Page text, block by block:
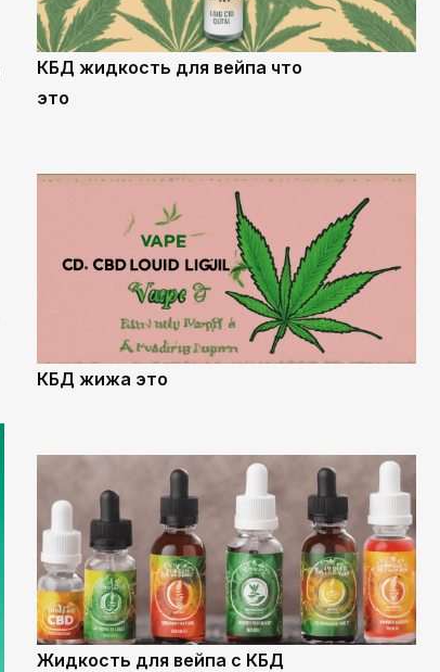
КБД жидкость для вейпа что
это
КБД жижа это
Жидкость для вейпа с КБД